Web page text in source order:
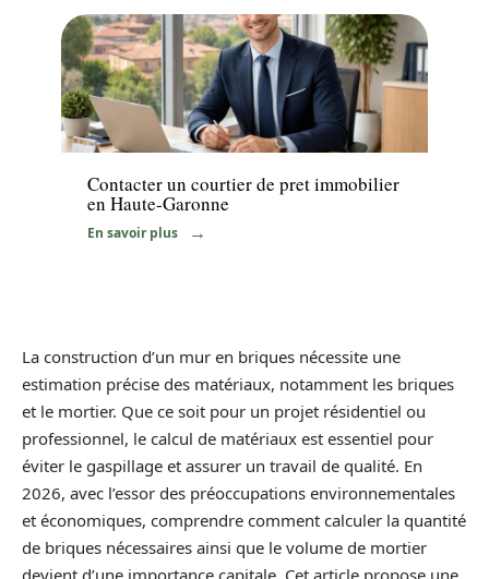
News
Contacter un courtier de pret immobilier
en Haute-Garonne
En savoir plus
La construction d’un mur en briques nécessite une
estimation précise des matériaux, notamment les briques
et le mortier. Que ce soit pour un projet résidentiel ou
professionnel, le calcul de matériaux est essentiel pour
éviter le gaspillage et assurer un travail de qualité. En
2026, avec l’essor des préoccupations environnementales
et économiques, comprendre comment calculer la quantité
de briques nécessaires ainsi que le volume de mortier